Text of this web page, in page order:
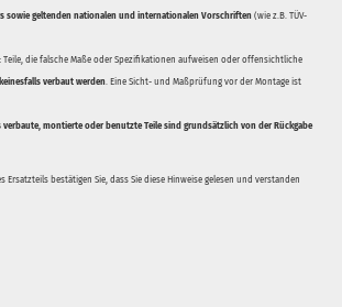
sowie geltenden nationalen und internationalen Vorschriften (wie z.B. TÜV-
Teile, die falsche Maße oder Spezifikationen aufweisen oder offensichtliche
verbaut werden. Eine Sicht- und Maßprüfung vor der Montage ist
verbaute, montierte oder benutzte Teile sind grundsätzlich von der Rückgabe
Ersatzteils bestätigen Sie, dass Sie diese Hinweise gelesen und verstanden